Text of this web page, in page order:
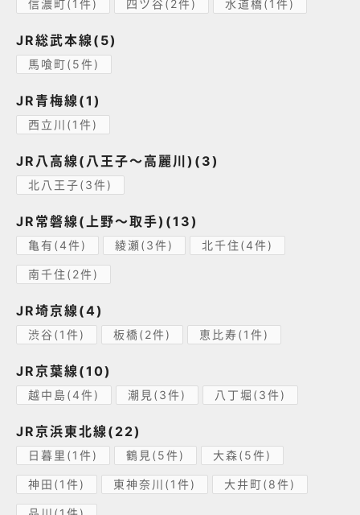
信濃町(1件) 四ツ谷(2件) 水道橋(1件)
JR総武本線(5)
馬喰町(5件)
JR青梅線(1)
西立川(1件)
JR八高線(八王子～高麗川)(3)
北八王子(3件)
JR常磐線(上野～取手)(13)
亀有(4件) 綾瀬(3件) 北千住(4件)
南千住(2件)
JR埼京線(4)
渋谷(1件) 板橋(2件) 恵比寿(1件)
JR京葉線(10)
越中島(4件) 潮見(3件) 八丁堀(3件)
JR京浜東北線(22)
日暮里(1件) 鶴見(5件) 大森(5件)
神田(1件) 東神奈川(1件) 大井町(8件)